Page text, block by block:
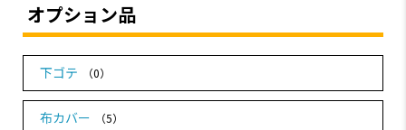
オプション品
下ゴテ （0）
布カバー （5）